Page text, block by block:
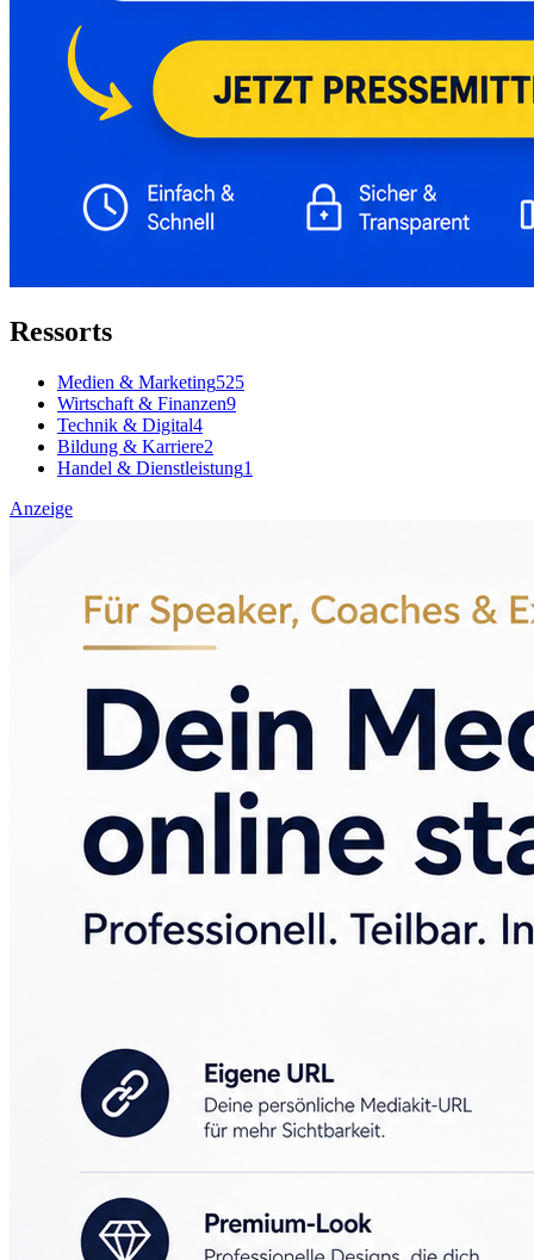
Ressorts
Medien & Marketing525
Wirtschaft & Finanzen9
Technik & Digital4
Bildung & Karriere2
Handel & Dienstleistung1
Anzeige